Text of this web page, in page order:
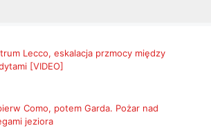
Lecco, eskalacja przmocy między
[VIDEO]
Como, potem Garda. Pożar nad
jeziora